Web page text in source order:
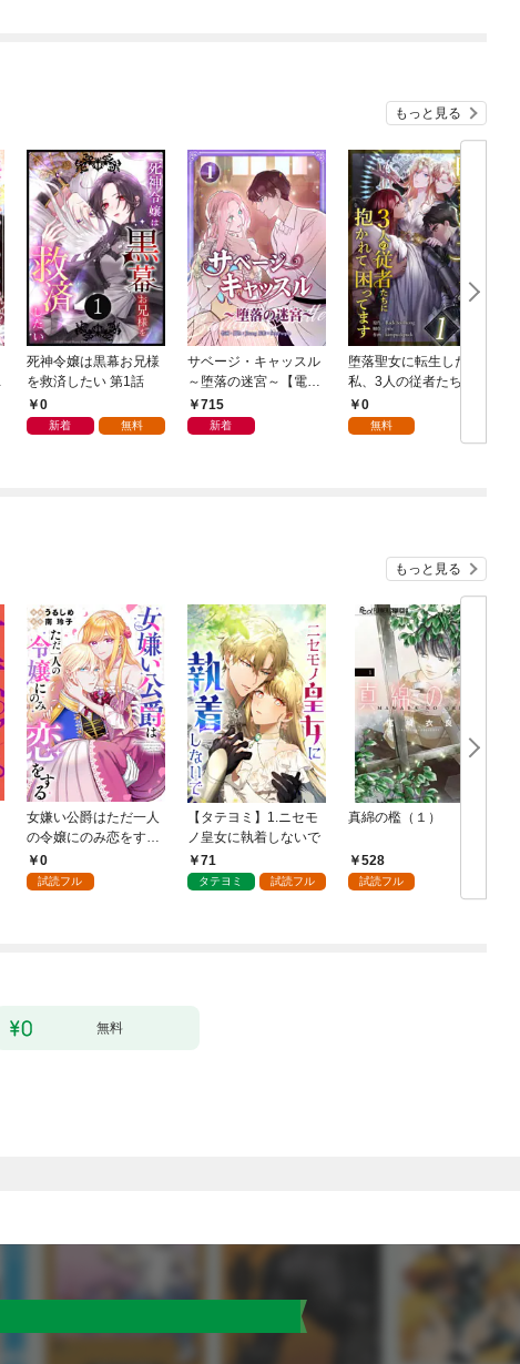
もっと見る
死神令嬢は黒幕お兄様
を救済したい 第1話
0
新着 無料
サベージ・キャッスル
～堕落の迷宮～【電子
単行本版】 第1巻
715
新着
堕落聖女に転生した
私、3人の従者たちに
抱かれて困ってます 第
1話
0
無料
もっと見る
女嫌い公爵はただ一人
の令嬢にのみ恋をする
（分冊版）第１話
0
試読フル
【タテヨミ】1.ニセモ
ノ皇女に執着しないで
71
タテヨミ 試読フル
真綿の檻（１）
528
試読フル
無料